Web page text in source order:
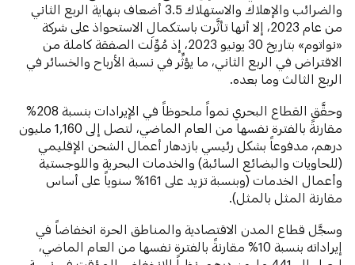
والضرائب والإهلاك والاستهلاك 3.5 أضعاف بنهاية الربع الثاني
من عام 2023، إلا أنها تأثَّرت باستكمال الاستحواذ على شركة
«نواتوم» بتاريخ 30 يونيو 2023، إذ مُوِّلَت الصفقة كاملة من
الاقتراض في الربع الثاني، ما يؤثِّر في نسبة الأرباح والخسائر في
الربع الثالث وما بعده.
وحقَّق القطاع البحري نمواً ملحوظاً في الإيرادات بنسبة 208%
مقارنةً بالفترة نفسها من العام الماضي، لتصل إلى 1,160 مليون
درهم، مدفوعاً بشكل رئيسي بازدهار أعمال الشحن الإقليمي
(للحاويات والبضائع السائبة) والخدمات البحرية واللوجستية
وأعمال الخدمات (وبنسبة تزيد على 161% سنوياً على أساس
مقارنة المثل بالمثل).
وسجَّل قطاع المدن الاقتصادية والمناطق الحرة انخفاضاً في
إيراداته بنسبة 10% مقارنةً بالفترة نفسها من العام الماضي،